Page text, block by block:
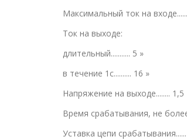
Максимальный ток на
Ток на выходе:
длительный........... 5 »
в течение 1с.......... 16 »
Напряжение на выходе........ 1,5
Время срабатывания, не
Уставка цепи